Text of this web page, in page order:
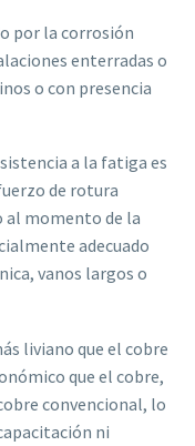
por la corrosión
enterradas o
o con presencia
a la fatiga es
de rotura
momento de la
adecuado
vanos largos o
liviano que el cobre
que el cobre,
convencional, lo
ni